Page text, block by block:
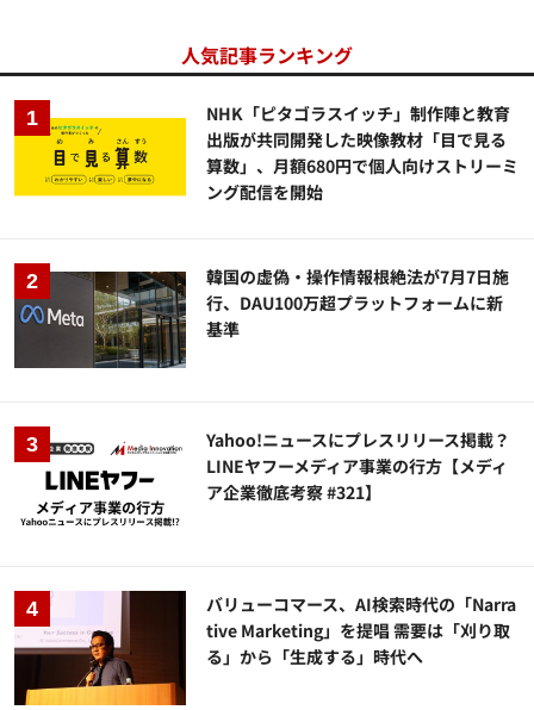
人気記事ランキング
NHK「ピタゴラスイッチ」制作陣と教育
出版が共同開発した映像教材「目で見る
算数」、月額680円で個人向けストリーミ
ング配信を開始
韓国の虚偽・操作情報根絶法が7月7日施
行、DAU100万超プラットフォームに新
基準
Yahoo!ニュースにプレスリリース掲載？
LINEヤフーメディア事業の行方【メディ
ア企業徹底考察 #321】
バリューコマース、AI検索時代の「Narra
tive Marketing」を提唱 需要は「刈り取
る」から「生成する」時代へ